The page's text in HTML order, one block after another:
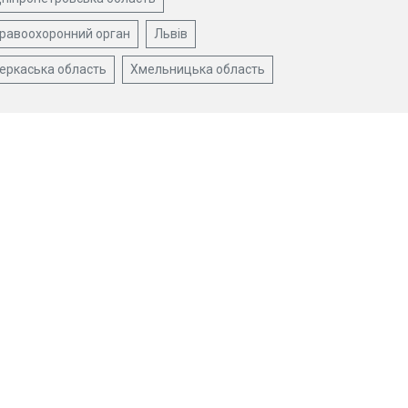
орган Львів
область Хмельницька область